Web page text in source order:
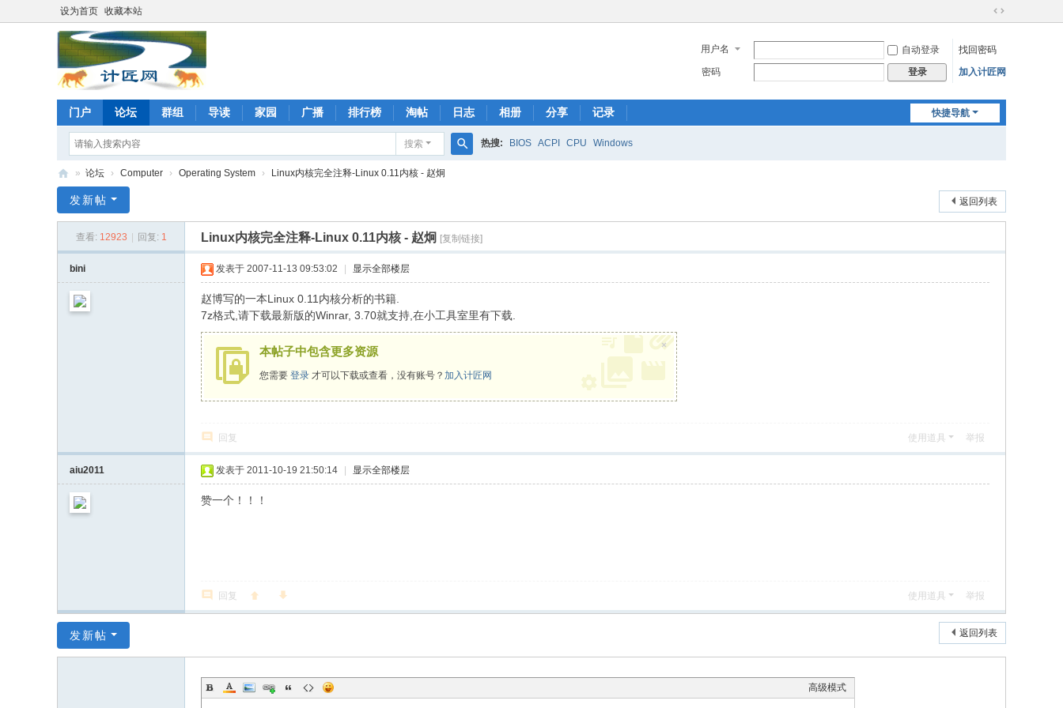
设为首页 收藏本站
切
到
宽
用户名 自动登录
找回密码
密码
登录 加入计匠网
快捷导航
门户 论坛 群组 导读 家园 广播 排行榜 淘帖 日志 相册 分享 记录
搜索 热搜: BIOS ACPI CPU Windows
匠
» 论坛 › Computer › Operating System › Linux内核完全注释-Linux 0.11内核 - 赵炯
返回列表
发新帖
查看: 12923 回复: 1 Linux内核完全注释-Linux 0.11内核 - 赵炯 [复制链接]
bini 发表于 2007-11-13 09:53:02 显示全部楼层
赵博写的一本Linux 0.11内核分析的书籍.
7z格式,请下载最新版的Winrar, 3.70就支持,在小工具室里有下载.
本帖子中包含更多资源
您需要 登录 才可以下载或查看，没有账号？ 加入计匠网
×
回复 使用道具 举报
aiu2011 发表于 2011-10-19 21:50:14 显示全部楼层
赞一个！！！
回复 使用道具 举报
返回列表
发新帖
高级模式